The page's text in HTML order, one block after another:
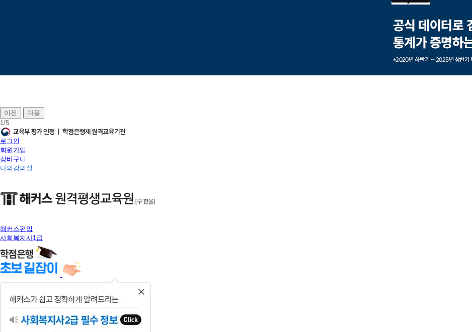
이전
다음
1/5
로그인
회원가입
장바구니
나의강의실
해커스편입
사회복지사1급